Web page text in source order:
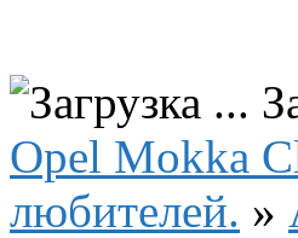
Opel Mokka
любителей. »